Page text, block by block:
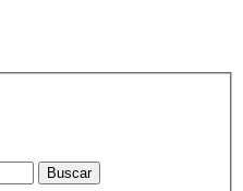
Buscar